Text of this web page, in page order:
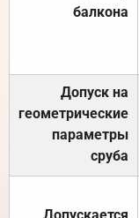
балкона
Допуск на
геометрические
параметры
сруба
Допускается